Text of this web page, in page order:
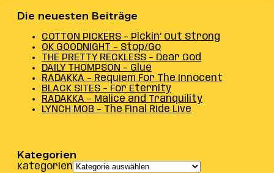
Die neuesten Beiträge
COTTON PICKERS – Pickin’ Out Strong
OK GOODNIGHT – Stop/Go
THE PRETTY RECKLESS – Dear God
DAILY THOMPSON – Glue
RADAKKA – Requiem For The Innocent
BLACK SITES – For Eternity
RADAKKA – Malice and Tranquility
LYNCH MOB – The Final Ride Live
Kategorien
Kategorien